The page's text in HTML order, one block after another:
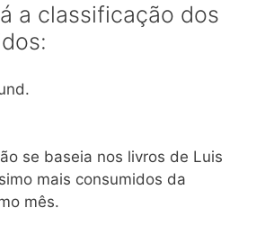
a classificação dos
se baseia nos livros de Luis
mais consumidos da
mês.